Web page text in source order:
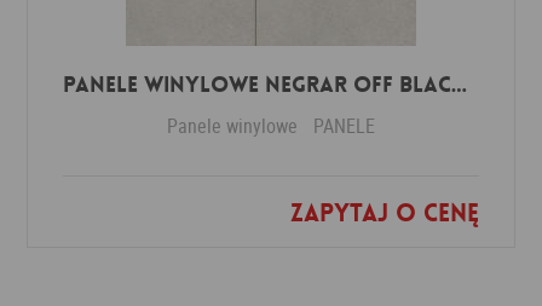
Panele winylowe Negrar off black 57614 Klasa 34 3 mm
Panele winylowe PANELE
Zapytaj o cenę
Dodaj do ulubionych